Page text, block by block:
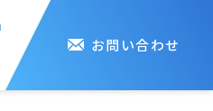
お問い合わせ